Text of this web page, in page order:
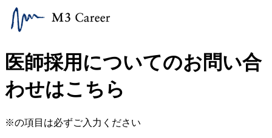
医師採用についてのお問い合
わせはこちら
※の項目は必ずご入力ください